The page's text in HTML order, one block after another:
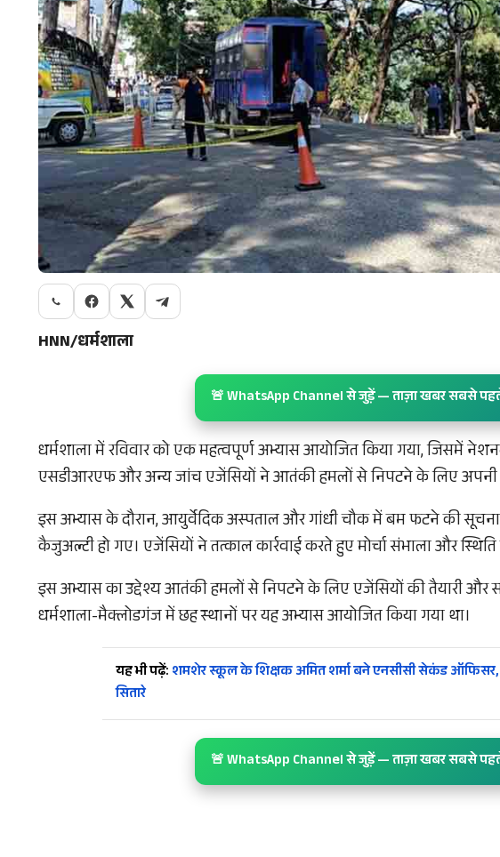
HNN/धर्मशाला
🚨 WhatsApp Channel से जुड़ें — ताज़ा खबर सबसे
धर्मशाला में रविवार को एक महत्वपूर्ण अभ्यास आयोजित किया गया, जिसमें नेशनल
एसडीआरएफ और अन्य जांच एजेंसियों ने आतंकी हमलों से निपटने के लिए अपनी
इस अभ्यास के दौरान, आयुर्वेदिक अस्पताल और गांधी चौक में बम फटने की
कैजुअल्टी हो गए। एजेंसियों ने तत्काल कार्रवाई करते हुए मोर्चा संभाला और स्थिति
इस अभ्यास का उद्देश्य आतंकी हमलों से निपटने के लिए एजेंसियों की तैयारी और
धर्मशाला-मैक्लोडगंज में छह स्थानों पर यह अभ्यास आयोजित किया गया था।
यह भी पढ़ें: शमशेर स्कूल के शिक्षक अमित शर्मा बने एनसीसी सेकंड
सितारे
🚨 WhatsApp Channel से जुड़ें — ताज़ा खबर सबसे